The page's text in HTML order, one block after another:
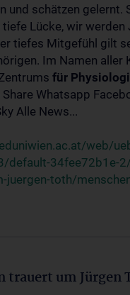
und schätzen gelernt.
Lücke, wir werden
tiefes Mitgefühl gilt
Im Namen aller
für
Whatsapp
Alle News...
web/
default-34fee72b1e-
juergen-toth/
trauert um Jürgen